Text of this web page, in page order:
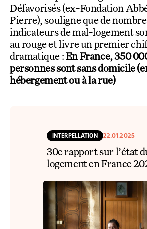
Défavorisés (ex-Fondation
Pierre), souligne que de
indicateurs de mal-logement
au rouge et livre un premier
dramatique :En France, 350
personnes sont sans domicile
hébergement ou à la rue)
INTERPELLATION 22.01.2025
30e rapport sur l’état
logement en France